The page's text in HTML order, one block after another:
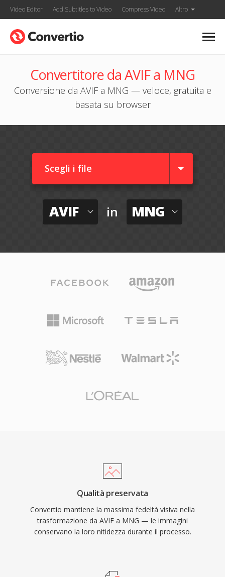
Video Editor Add Subtitles to Video Compress Video Altro
Convertitore da AVIF a MNG
Conversione da AVIF a MNG — veloce, gratuita e
basata su browser
Scegli i file
AVIF in MNG
Qualità preservata
Convertio mantiene la massima fedeltà visiva nella
trasformazione da AVIF a MNG — le immagini
conservano la loro nitidezza durante il processo.